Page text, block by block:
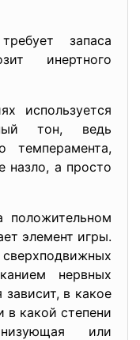
запаса
инертного
используется
тон, ведь
темперамента,
назло, а просто
положительном
элемент игры.
нервных
в какое
в какой степени
или